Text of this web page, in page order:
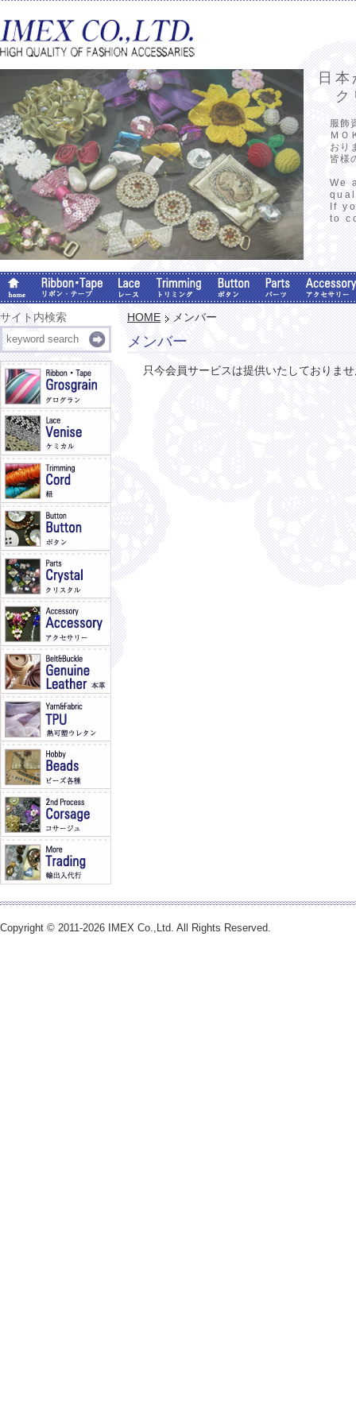
日
ク
服飾
ＭＯ
おり
皆様
We
If
to
サイト内検索 HOME メンバー
メンバー
只今会員サービスは提供いたしておりま
Copyright © 2011-2026 IMEX Co.,Ltd. All Rights Reserved.